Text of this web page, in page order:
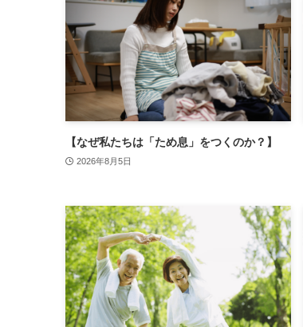
【なぜ私たちは「ため息」をつくのか？】
2026年8月5日